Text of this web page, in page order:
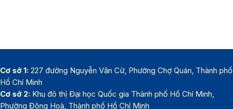
Cơ sở 1: 227 đường Nguyễn Văn Cừ, Phường Chợ Quán, Thành phố
Hồ Chí Minh
Cơ sở 2: Khu đô thị Đại học Quốc gia Thành phố Hồ Chí Minh,
Phường Đông Hoà, Thành phố Hồ Chí Minh